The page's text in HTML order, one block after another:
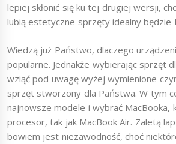
lepiej skłonić się ku tej drugiej wersji,
lubią estetyczne sprzęty idealny będzie
Wiedzą już Państwo, dlaczego
popularne. Jednakże wybierając sprzęt
wziąć pod uwagę wyżej wymienione
sprzęt stworzony dla Państwa. W tym
najnowsze modele i wybrać MacBooka,
procesor, tak jak MacBook Air. Zaletą
bowiem jest niezawodność, choć